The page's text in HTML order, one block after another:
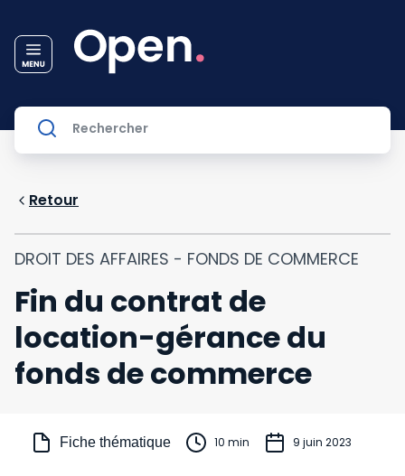
Retour
DROIT DES AFFAIRES - FONDS DE COMMERCE
Fin du contrat de
location-gérance du
fonds de commerce
Fiche thématique 10 min 9 juin 2023